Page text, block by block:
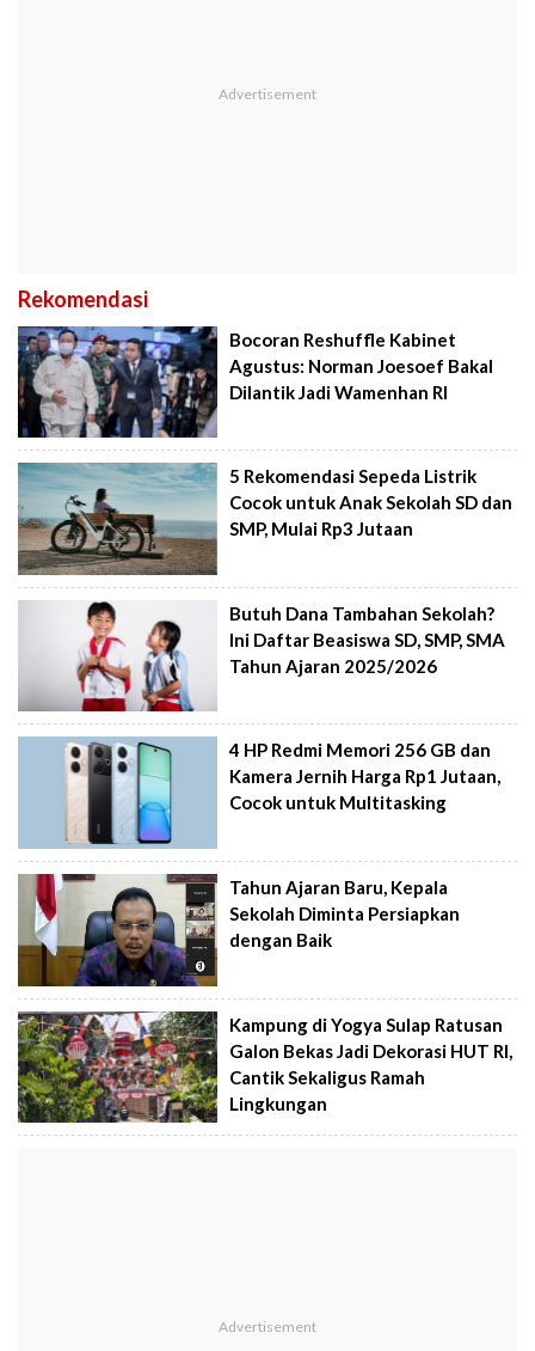
Rekomendasi
Bocoran Reshuffle Kabinet
Agustus: Norman Joesoef Bakal
Dilantik Jadi Wamenhan RI
5 Rekomendasi Sepeda Listrik
Cocok untuk Anak Sekolah SD dan
SMP, Mulai Rp3 Jutaan
Butuh Dana Tambahan Sekolah?
Ini Daftar Beasiswa SD, SMP, SMA
Tahun Ajaran 2025/2026
4 HP Redmi Memori 256 GB dan
Kamera Jernih Harga Rp1 Jutaan,
Cocok untuk Multitasking
Tahun Ajaran Baru, Kepala
Sekolah Diminta Persiapkan
dengan Baik
Kampung di Yogya Sulap Ratusan
Galon Bekas Jadi Dekorasi HUT RI,
Cantik Sekaligus Ramah
Lingkungan